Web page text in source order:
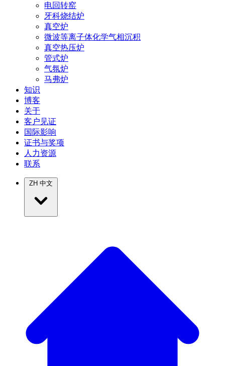
电回转窑
牙科烧结炉
真空炉
微波等离子体化学气相沉积
真空热压炉
管式炉
气氛炉
马弗炉
知识
博客
关于
客户见证
国际影响
证书与奖项
人力资源
联系
ZH 中文